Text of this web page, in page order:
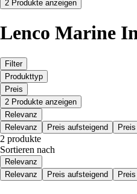
2 Produkte anzeigen
Lenco Marine
Filter
Produkttyp
Preis
2 Produkte anzeigen
Relevanz
Relevanz
Preis aufsteigend
2 produkte
Sortieren nach
Relevanz
Relevanz
Preis aufsteigend